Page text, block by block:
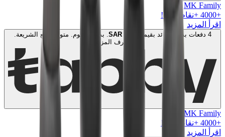
MK Family
+
4000 +نقاط ولاء!
اقرأ المزيد
4 دفعات بدون فوائد بقيمة SAR . بدون رسوم. متوافق مع الشريعة.
اعرف المزيد
MK Family
+
4000 +نقاط ولاء!
اقرأ المزيد